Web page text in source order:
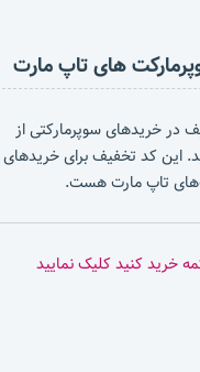
در خریدهای سوپرمارکتی از
استفاده کنید. این کد تخفیف برای خریدهای
خرید کنید کلیک نمایید